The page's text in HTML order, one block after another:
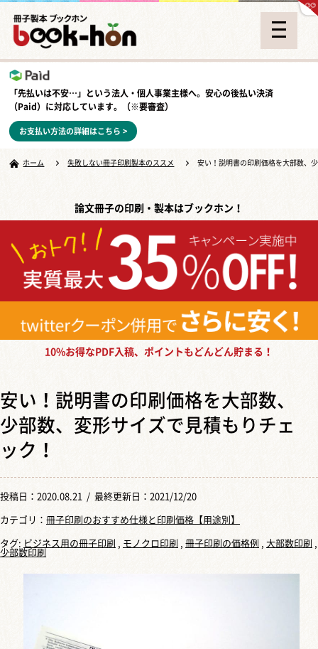
「先払いは不安…」という法人・個人事業主様へ。安心の後払い決済
（Paid） に対応しています。（※要審査）
お支払い方法の詳細はこちら >
ホーム 失敗しない冊子印刷製本のススメ 安い！説明書の印刷価格を大部数、
論文冊子の印刷・製本はブックホン！
10%お得なPDF入稿、ポイントもどんどん貯まる！
安い！説明書の印刷価格を大部数、
少部数、変形サイズで見積もりチェ
ック！
投稿日： 2020.08.21 / 最終更新日：2021/12/20
カテゴリ： 冊子印刷のおすすめ仕様と印刷価格【用途別】
タグ: ビジネス用の冊子印刷 モノクロ印刷 冊子印刷の価格例 大部数印刷
少部数印刷